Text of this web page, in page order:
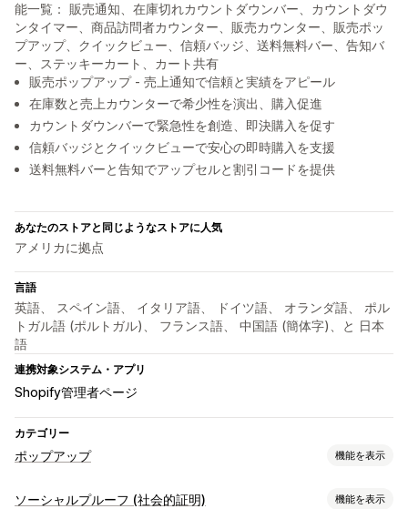
能一覧： 販売通知、在庫切れカウントダウンバー、カウントダウ
ンタイマー、商品訪問者カウンター、販売カウンター、販売ポッ
プアップ、クイックビュー、信頼バッジ、送料無料バー、告知バ
ー、ステッキーカート、カート共有
販売ポップアップ - 売上通知で信頼と実績をアピール
在庫数と売上カウンターで希少性を演出、購入促進
カウントダウンバーで緊急性を創造、即決購入を促す
信頼バッジとクイックビューで安心の即時購入を支援
送料無料バーと告知でアップセルと割引コードを提供
あなたのストアと同じようなストアに人気
アメリカに拠点
言語
英語、 スペイン語、 イタリア語、 ドイツ語、 オランダ語、 ポル
トガル語 (ポルトガル)、 フランス語、 中国語 (簡体字)、と 日本
語
連携対象システム・アプリ
Shopify管理者ページ
カテゴリー
ポップアップ 機能を表示
ポップアップ種類
ソーシャルプルーフ (社会的証明) 機能を表示